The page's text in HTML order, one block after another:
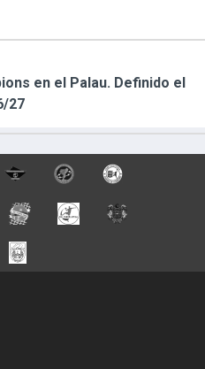
en el Palau. Definido el
27